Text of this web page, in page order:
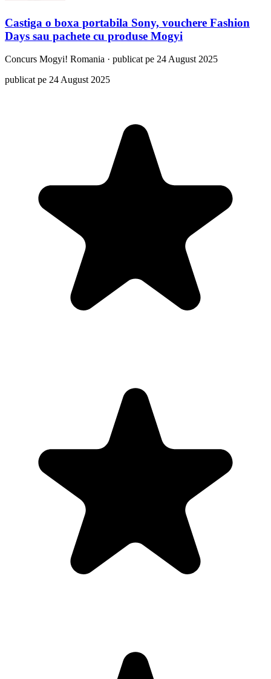
Castiga o boxa portabila Sony, vouchere Fashion
Days sau pachete cu produse Mogyi
Concurs Mogyi! Romania · publicat pe 24 August 2025
publicat pe 24 August 2025